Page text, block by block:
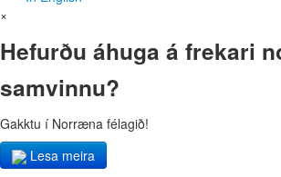
×
Hefurðu áhuga á frekari
samvinnu?
Gakktu í Norræna félagið!
Lesa meira